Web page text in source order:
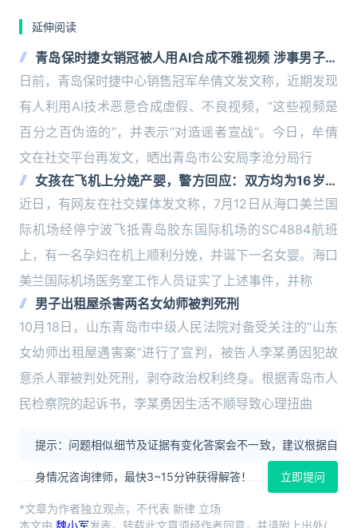
延伸阅读
青岛保时捷女销冠被人用AI合成不雅视频 涉事男子被
行拘 手写悔过书
日前，青岛保时捷中心销售冠军牟倩文发文称，近期发现
有人利用AI技术恶意合成虚假、不良视频，“这些视频是
百分之百伪造的”，并表示“对造谣者宣战”。今日，牟倩
文在社交平台再发文，晒出青岛市公安局李沧分局行
女孩在飞机上分娩产婴，警方回应：双方均为16岁且
自愿发生关系，不涉刑案
近日，有网友在社交媒体发文称，7月12日从海口美兰国
际机场经停宁波飞抵青岛胶东国际机场的SC4884航班
上，有一名孕妇在机上顺利分娩，并诞下一名女婴。海口
美兰国际机场医务室工作人员证实了上述事件，并称
男子出租屋杀害两名女幼师被判死刑
10月18日，山东青岛市中级人民法院对备受关注的“山东
女幼师出租屋遇害案”进行了宣判，被告人李某勇因犯故
意杀人罪被判处死刑，剥夺政治权利终身。根据青岛市人
民检察院的起诉书，李某勇因生活不顺导致心理扭曲
提示：问题相似细节及证据有变化答案会不一致，建议根据自
身情况咨询律师，最快3~15分钟获得解答！ 立即提问
*文章为作者独立观点，不代表 新律 立场
本文由 魏小军发表，转载此文章须经作者同意，并请附上出处(